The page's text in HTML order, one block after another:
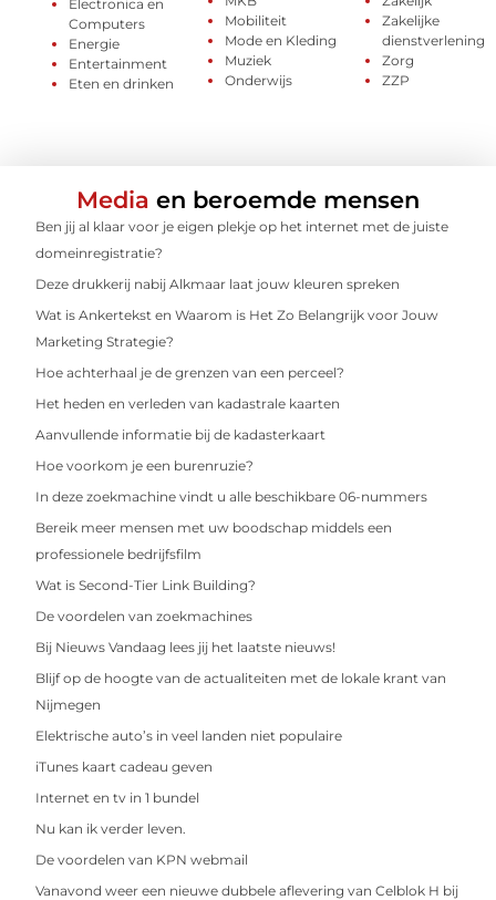
Electronica en
Computers
Energie
Entertainment
Eten en drinken
Mobiliteit
Mode en Kleding
Muziek
Onderwijs
Zakelijke
dienstverlening
Zorg
ZZP
Media en beroemde mensen
Ben jij al klaar voor je eigen plekje op het internet met de juiste
domeinregistratie?
Deze drukkerij nabij Alkmaar laat jouw kleuren spreken
Wat is Ankertekst en Waarom is Het Zo Belangrijk voor Jouw
Marketing Strategie?
Hoe achterhaal je de grenzen van een perceel?
Het heden en verleden van kadastrale kaarten
Aanvullende informatie bij de kadasterkaart
Hoe voorkom je een burenruzie?
In deze zoekmachine vindt u alle beschikbare 06-nummers
Bereik meer mensen met uw boodschap middels een
professionele bedrijfsfilm
Wat is Second-Tier Link Building?
De voordelen van zoekmachines
Bij Nieuws Vandaag lees jij het laatste nieuws!
Blijf op de hoogte van de actualiteiten met de lokale krant van
Nijmegen
Elektrische auto’s in veel landen niet populaire
iTunes kaart cadeau geven
Internet en tv in 1 bundel
Nu kan ik verder leven.
De voordelen van KPN webmail
Vanavond weer een nieuwe dubbele aflevering van Celblok H bij